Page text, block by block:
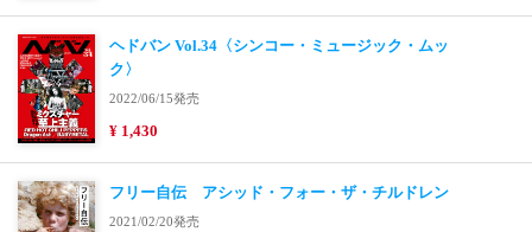
ヘドバン Vol.34〈シンコー・ミュージック・ムッ
ク〉
2022/06/15発売
¥ 1,430
フリー自伝 アシッド・フォー・ザ・チルドレン
2021/02/20発売